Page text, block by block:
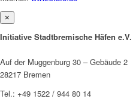
×
Initiative Stadtbremische Häfen e.V.
Auf der Muggenburg 30 – Gebäude 2
28217 Bremen
Tel.: +49 1522 / 944 80 14